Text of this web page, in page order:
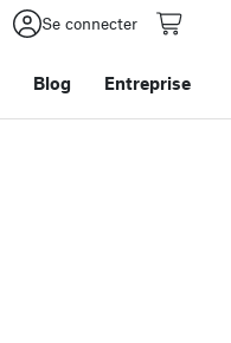
Se connecter
Blog Entreprise